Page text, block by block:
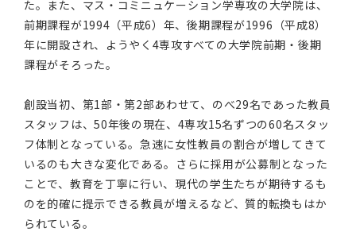
た。また、マス・コミニュケーション学専攻の大学院は、
前期課程が1994（平成6）年、後期課程が1996（平成8）
年に開設され、ようやく4専攻すべての大学院前期・後期
課程がそろった。
創設当初、第1部・第2部あわせて、のべ29名であった教員
スタッフは、50年後の現在、4専攻15名ずつの60名スタッ
フ体制となっている。急速に女性教員の割合が増してきて
いるのも大きな変化である。さらに採用が公募制となった
ことで、教育を丁寧に行い、現代の学生たちが期待するも
のを的確に提示できる教員が増えるなど、質的転換もはか
られている。